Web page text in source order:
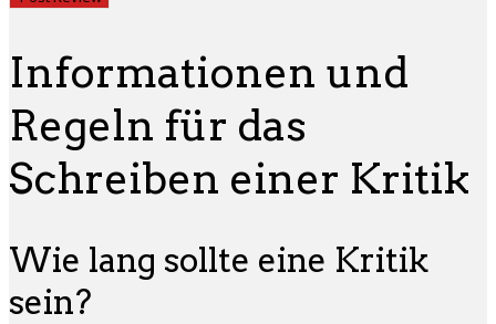
Informationen und
Regeln für das
Schreiben einer Kritik
Wie lang sollte eine Kritik
sein?